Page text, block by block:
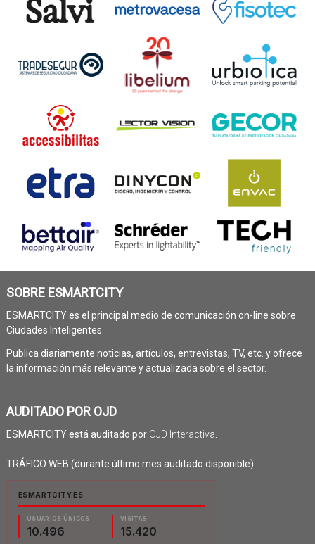
SOBRE ESMARTCITY
ESMARTCITY es el principal medio de comunicación on-line sobre
Ciudades Inteligentes.
Publica diariamente noticias, artículos, entrevistas, TV, etc. y ofrece
la información más relevante y actualizada sobre el sector.
AUDITADO POR OJD
ESMARTCITY está auditado por OJD Interactiva
TRÁFICO WEB (durante último mes auditado disponible):